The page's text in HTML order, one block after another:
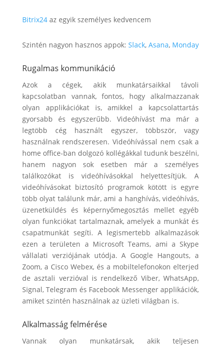
Bitrix24az egyik személyes kedvencem
Szintén nagyon hasznos appok: Slack, Asana, Monday
Rugalmas kommunikáció
Azok a cégek, akik munkatársaikkal távoli
kapcsolatban vannak, fontos, hogy alkalmazzanak
olyan applikációkat is, amikkel a kapcsolattartás
gyorsabb és egyszerűbb. Videóhívást ma már a
legtöbb cég használt egyszer, többször, vagy
használnak rendszeresen. Videóhívással nem csak a
home office-ban dolgozó kollégákkal tudunk beszélni,
hanem nagyon sok esetben már a személyes
találkozókat is videóhívásokkal helyettesítjük. A
videóhívásokat biztosító programok kötött is egyre
több olyat találunk már, ami a hanghívás, videóhívás,
üzenetküldés és képernyőmegosztás mellet egyéb
olyan funkciókat tartalmaznak, amelyek a munkát és
csapatmunkát segíti. A legismertebb alkalmazások
ezen a területen a Microsoft Teams, ami a Skype
vállalati verziójának utódja. A Google Hangouts, a
Zoom, a Cisco Webex, és a mobiltelefonokon elterjed
de asztali verzióval is rendelkező Viber, WhatsApp,
Signal, Telegram és Facebook Messenger applikációk,
amiket szintén használnak az üzleti világban is.
Alkalmasság felmérése
Vannak olyan munkatársak, akik teljesen